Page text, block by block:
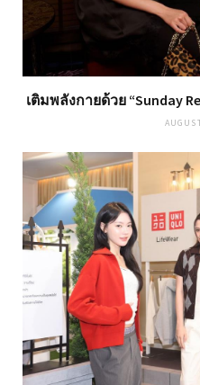
เติมพลังกายด้วย “Sunday